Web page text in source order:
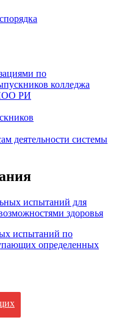
по
колледжа
РИ
деятельности системы
испытаний для
здоровья
испытаний по
определенных